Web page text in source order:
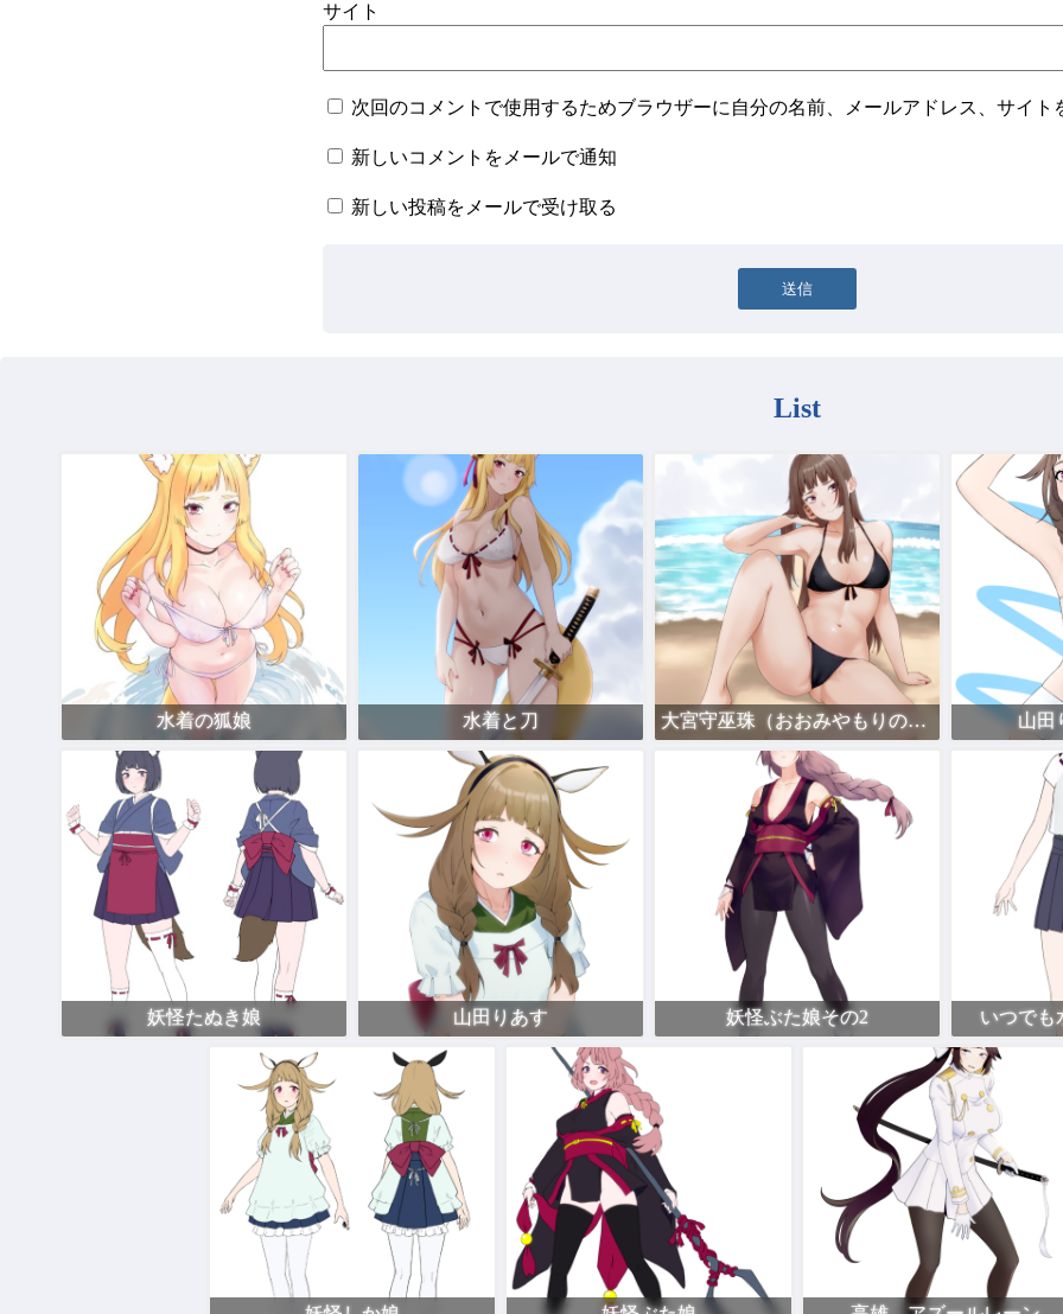
サイト
次回のコメントで使用するためブラウザーに自分の名前、メールアドレス、サイト
新しいコメントをメールで通知
新しい投稿をメールで受け取る
List
水着の狐娘 水着と刀 大宮守巫珠（おおみやもりのみたま）の黒い水着 山田
妖怪たぬき娘 山田りあす 妖怪ぶた娘その2 いつでも